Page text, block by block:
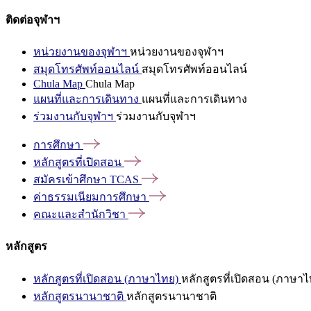
ติดต่อจุฬาฯ
หน่วยงานของจุฬาฯ หน่วยงานของจุฬาฯ
สมุดโทรศัพท์ออนไลน์ สมุดโทรศัพท์ออนไลน์
Chula Map Chula Map
แผนที่และการเดินทาง แผนที่และการเดินทาง
ร่วมงานกับจุฬาฯ ร่วมงานกับจุฬาฯ
การศึกษา
หลักสูตรที่เปิดสอน
สมัครเข้าศึกษา TCAS
ค่าธรรมเนียมการศึกษา
คณะและสำนักวิชา
หลักสูตร
หลักสูตรที่เปิดสอน (ภาษาไทย) หลักสูตรที่เปิดสอน (ภาษาไ
หลักสูตรนานาชาติ หลักสูตรนานาชาติ